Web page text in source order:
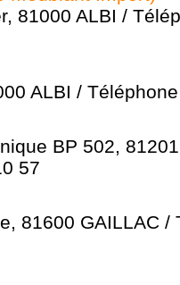
81000 ALBI /
ALBI /
BP 502,
57
81600 GAILLAC /